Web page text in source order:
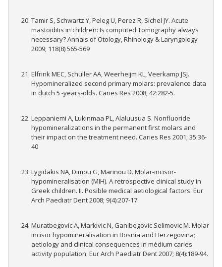
Tamir S, Schwartz Y, Peleg U, Perez R, Sichel JY. Acute
mastoiditis in children: Is computed Tomography always
necessary? Annals of Otology, Rhinology & Laryngology
2009; 118(8) 565-569
Elfrink MEC, Schuller AA, Weerheijm KL, Veerkamp JSJ.
Hypomineralized second primary molars: prevalence data
in dutch 5 -years-olds. Caries Res 2008; 42:282-5.
Leppaniemi A, Lukinmaa PL, Alaluusua S. Nonfluoride
hypomineralizations in the permanent first molars and
their impact on the treatment need. Caries Res 2001; 35:36-
40
Lygidakis NA, Dimou G, Marinou D. Molar-incisor-
hypomineralisation (MIH). A retrospective clinical study in
Greek children. II. Posible medical aetiological factors. Eur
Arch Paediatr Dent 2008; 9(4):207-17
Muratbegovic A, Markivic N, Ganibegovic Selimovic M. Molar
incisor hypomineralisation in Bosnia and Herzegovina;
aetiology and clinical consequences in médium caries
activity population. Eur Arch Paediatr Dent 2007; 8(4):189-94.